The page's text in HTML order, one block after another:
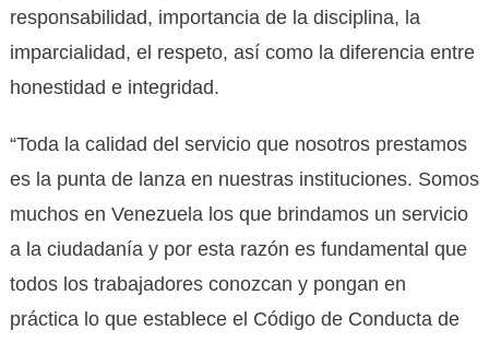
responsabilidad, importancia de la disciplina, la
imparcialidad, el respeto, así como la diferencia entre
honestidad e integridad.
“Toda la calidad del servicio que nosotros prestamos
es la punta de lanza en nuestras instituciones. Somos
muchos en Venezuela los que brindamos un servicio
a la ciudadanía y por esta razón es fundamental que
todos los trabajadores conozcan y pongan en
práctica lo que establece el Código de Conducta de